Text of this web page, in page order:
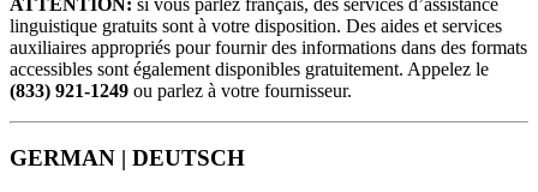
linguistique gratuits sont à votre disposition. Des aides et services
auxiliaires appropriés pour fournir des informations dans des formats
accessibles sont également disponibles gratuitement. Appelez le
(833) 921-1249 ou parlez à votre fournisseur.
GERMAN | DEUTSCH